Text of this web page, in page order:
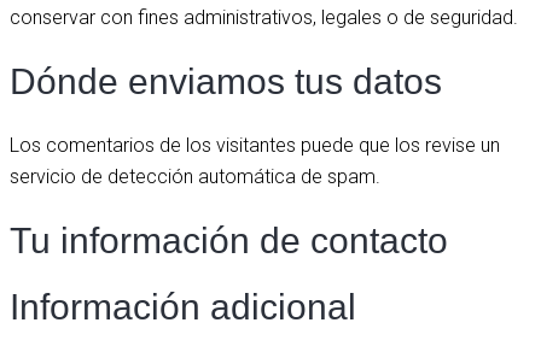
conservar con fines administrativos, legales o de seguridad.
Dónde enviamos tus datos
Los comentarios de los visitantes puede que los revise un
servicio de detección automática de spam.
Tu información de contacto
Información adicional